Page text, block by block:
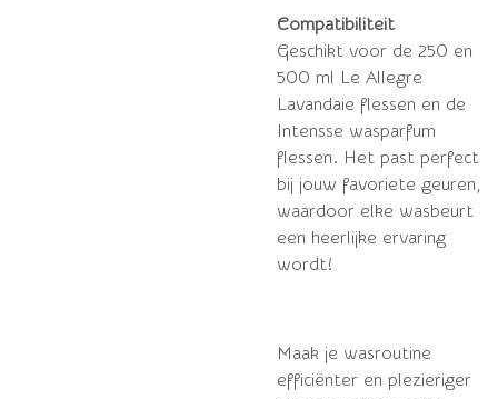
Compatibiliteit
Geschikt voor de 250 en
500 ml Le Allegre
Lavandaie flessen en de
Intensse wasparfum
flessen. Het past perfect
bij jouw favoriete geuren,
waardoor elke wasbeurt
een heerlijke ervaring
wordt!
Maak je wasroutine
efficiënter en plezieriger